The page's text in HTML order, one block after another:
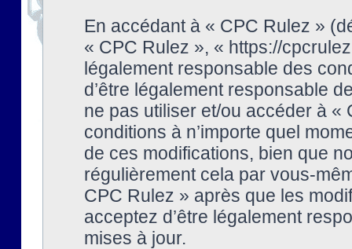
En accédant à « CPC Rulez »
« CPC Rulez », « https://
légalement responsable des
d’être légalement responsable
ne pas utiliser et/ou accéder à
conditions à n’importe quel
de ces modifications, bien que
régulièrement cela par vous-
CPC Rulez » après que les
acceptez d’être légalement
mises à jour.